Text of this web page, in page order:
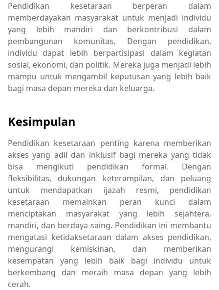
Pendidikan kesetaraan berperan dalam
memberdayakan masyarakat untuk menjadi individu
yang lebih mandiri dan berkontribusi dalam
pembangunan komunitas. Dengan pendidikan,
individu dapat lebih berpartisipasi dalam kegiatan
sosial, ekonomi, dan politik. Mereka juga menjadi lebih
mampu untuk mengambil keputusan yang lebih baik
bagi masa depan mereka dan keluarga.
Kesimpulan
Pendidikan kesetaraan penting karena memberikan
akses yang adil dan inklusif bagi mereka yang tidak
bisa mengikuti pendidikan formal. Dengan
fleksibilitas, dukungan keterampilan, dan peluang
untuk mendapatkan ijazah resmi, pendidikan
kesetaraan memainkan peran kunci dalam
menciptakan masyarakat yang lebih sejahtera,
mandiri, dan berdaya saing. Pendidikan ini membantu
mengatasi ketidaksetaraan dalam akses pendidikan,
mengurangi kemiskinan, dan memberikan
kesempatan yang lebih baik bagi individu untuk
berkembang dan meraih masa depan yang lebih
cerah.